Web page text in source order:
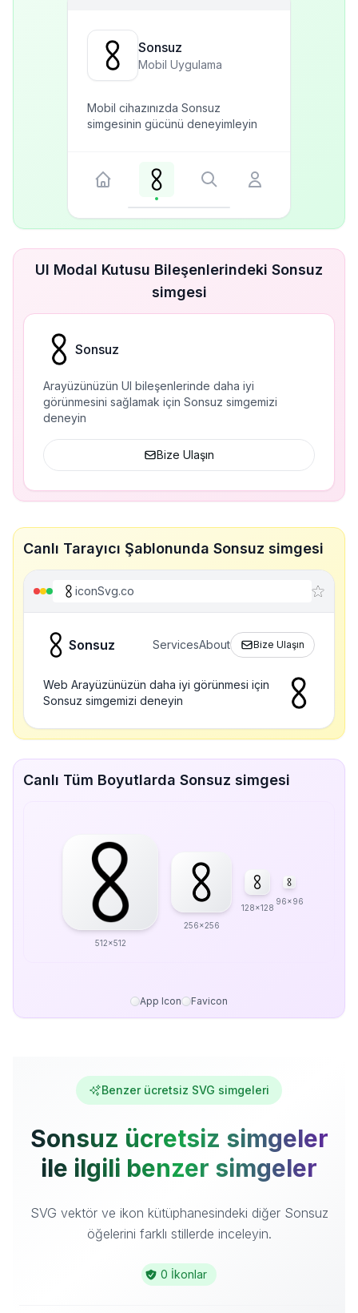
Sonsuz
Mobil Uygulama
Mobil cihazınızda Sonsuz
simgesinin gücünü deneyimleyin
UI Modal Kutusu Bileşenlerindeki Sonsuz
simgesi
Sonsuz
Arayüzünüzün UI bileşenlerinde daha iyi
görünmesini sağlamak için Sonsuz simgemizi
deneyin
Bize Ulaşın
Canlı Tarayıcı Şablonunda Sonsuz simgesi
iconSvg.co
Sonsuz ServicesAbout Bize Ulaşın
Web Arayüzünüzün daha iyi görünmesi için
Sonsuz simgemizi deneyin
Canlı Tüm Boyutlarda Sonsuz simgesi
512x512
256x256
128x128
96x96
App Icon Favicon
Benzer ücretsiz SVG simgeleri
Sonsuz ücretsiz simgeler
ile ilgili benzer simgeler
SVG vektör ve ikon kütüphanesindeki diğer Sonsuz
öğelerini farklı stillerde inceleyin.
0 İkonlar